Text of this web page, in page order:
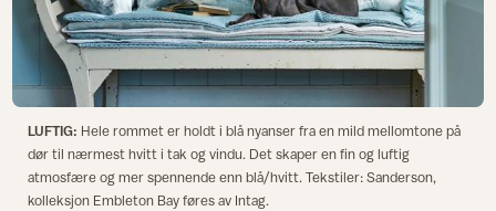
LUFTIG: Hele rommet er holdt i blå nyanser fra en mild mellomtone på
dør til nærmest hvitt i tak og vindu. Det skaper en fin og luftig
atmosfære og mer spennende enn blå/hvitt. Tekstiler: Sanderson,
kolleksjon Embleton Bay føres av Intag.